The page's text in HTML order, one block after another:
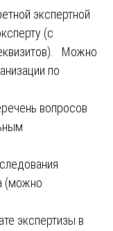
экспертной
(с
Можно
по
вопросов
(можно
экспертизы в